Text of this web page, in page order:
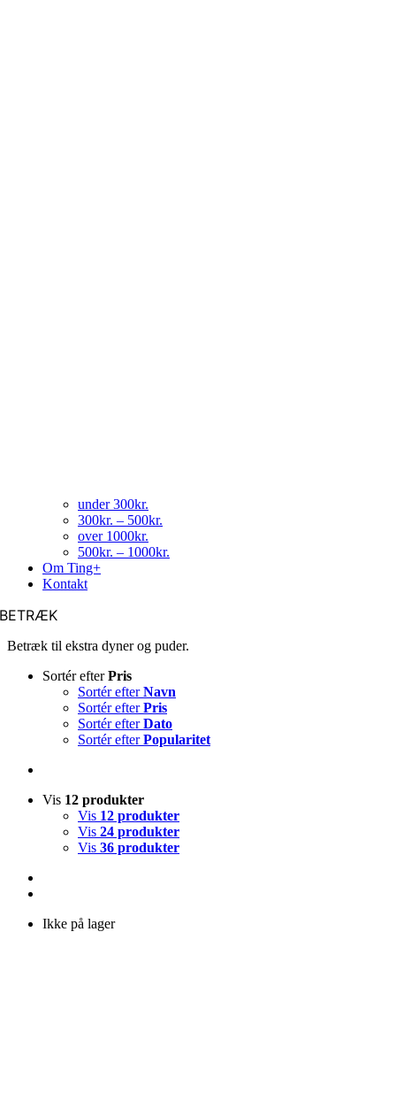
under 300kr.
300kr. – 500kr.
over 1000kr.
500kr. – 1000kr.
Om Ting+
Kontakt
BETRÆK
Betræk til ekstra dyner og puder.
Sortér efterPris
Sortér efterNavn
Sortér efterPris
Sortér efterDato
Sortér efterPopularitet
Vis 12 produkter
Vis 12 produkter
Vis 24 produkter
Vis 36 produkter
Ikke på lager